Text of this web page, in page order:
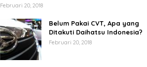
Februari 20, 2018
Belum Pakai CVT, Apa yang
Ditakuti Daihatsu Indonesia?
Februari 20, 2018